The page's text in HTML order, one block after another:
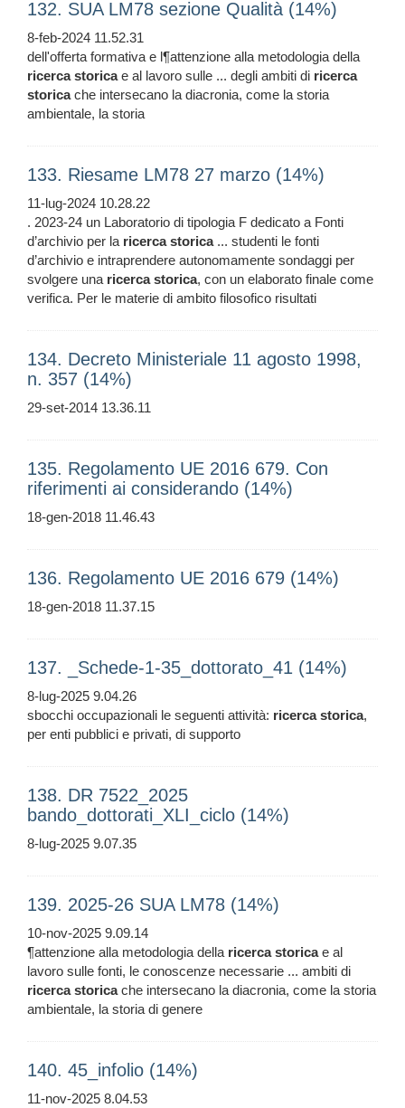
132. SUA LM78 sezione Qualità (14%)
8-feb-2024 11.52.31
dell'offerta formativa e l¶attenzione alla metodologia della
ricerca storicae al lavoro sulle ... degli ambiti di ricerca
storicache intersecano la diacronia, come la storia
ambientale, la storia
133. Riesame LM78 27 marzo (14%)
11-lug-2024 10.28.22
. 2023-24 un Laboratorio di tipologia F dedicato a Fonti
d’archivio per la ricerca storica... studenti le fonti
d’archivio e intraprendere autonomamente sondaggi per
svolgere una ricerca storica, con un elaborato finale come
verifica. Per le materie di ambito filosofico risultati
134. Decreto Ministeriale 11 agosto 1998,
n. 357 (14%)
29-set-2014 13.36.11
135. Regolamento UE 2016 679. Con
riferimenti ai considerando (14%)
18-gen-2018 11.46.43
136. Regolamento UE 2016 679 (14%)
18-gen-2018 11.37.15
137. _Schede-1-35_dottorato_41 (14%)
8-lug-2025 9.04.26
sbocchi occupazionali le seguenti attività: ricerca storica,
per enti pubblici e privati, di supporto
138. DR 7522_2025
bando_dottorati_XLI_ciclo (14%)
8-lug-2025 9.07.35
139. 2025-26 SUA LM78 (14%)
10-nov-2025 9.09.14
¶attenzione alla metodologia della ricerca storicae al
lavoro sulle fonti, le conoscenze necessarie ... ambiti di
ricerca storicache intersecano la diacronia, come la storia
ambientale, la storia di genere
140. 45_infolio (14%)
11-nov-2025 8.04.53